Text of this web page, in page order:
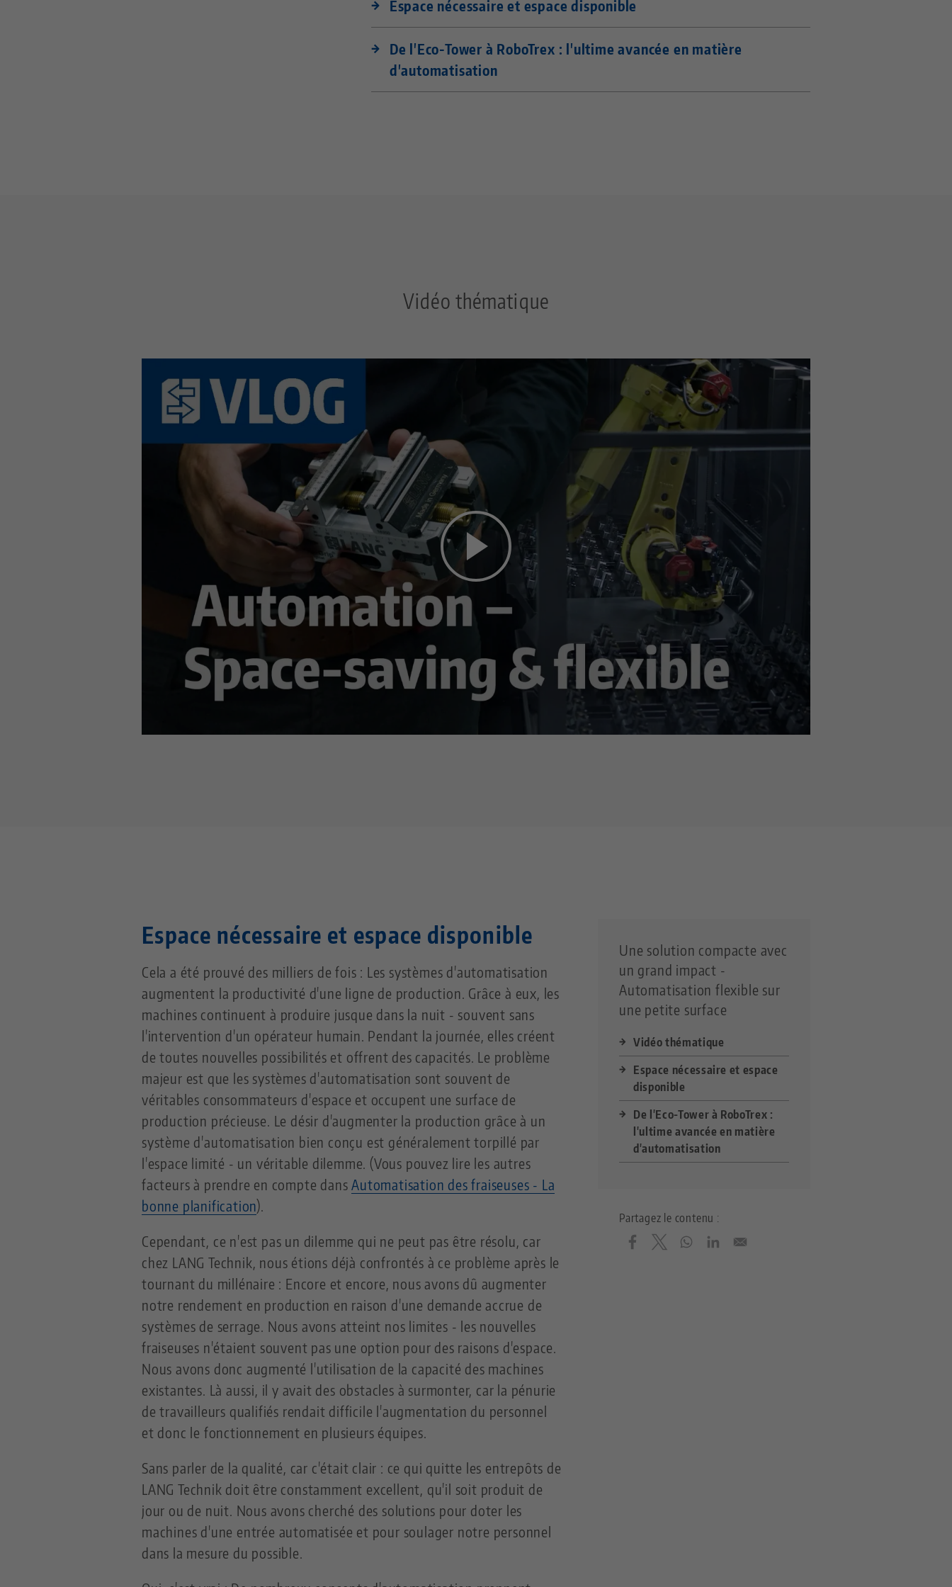
Espace nécessaire et espace disponible
De l'Eco-Tower à RoboTrex : l'ultime avancée en matière
d'automatisation
Vidéo thématique
Cette vidéo est hébergée sur YouTube. Pour regarder la vidéo, veuillez accepter les cookies média dansles paramètres de
die Media-Cookies.
Espace nécessaire et espace disponible
Cela a été prouvé des milliers de fois : Les systèmes d'automatisation
augmentent la productivité d'une ligne de production. Grâce à eux, les
machines continuent à produire jusque dans la nuit - souvent sans
l'intervention d'un opérateur humain. Pendant la journée, elles créent
de toutes nouvelles possibilités et offrent des capacités. Le problème
majeur est que les systèmes d'automatisation sont souvent de
véritables consommateurs d'espace et occupent une surface de
production précieuse. Le désir d'augmenter la production grâce à un
système d'automatisation bien conçu est généralement torpillé par
l'espace limité - un véritable dilemme. (Vous pouvez lire les autres
facteurs à prendre en compte dans Automatisation des fraiseuses - La
bonne planification).
Cependant, ce n'est pas un dilemme qui ne peut pas être résolu, car
chez LANG Technik, nous étions déjà confrontés à ce problème après le
tournant du millénaire : Encore et encore, nous avons dû augmenter
notre rendement en production en raison d'une demande accrue de
systèmes de serrage. Nous avons atteint nos limites - les nouvelles
fraiseuses n'étaient souvent pas une option pour des raisons d'espace.
Nous avons donc augmenté l'utilisation de la capacité des machines
existantes. Là aussi, il y avait des obstacles à surmonter, car la pénurie
de travailleurs qualifiés rendait difficile l'augmentation du personnel
et donc le fonctionnement en plusieurs équipes.
Sans parler de la qualité, car c'était clair : ce qui quitte les entrepôts de
LANG Technik doit être constamment excellent, qu'il soit produit de
jour ou de nuit. Nous avons cherché des solutions pour doter les
machines d'une entrée automatisée et pour soulager notre personnel
dans la mesure du possible.
Une solution compacte avec
un grand impact -
Automatisation flexible sur
une petite surface
Vidéo thématique
Espace nécessaire et espace
disponible
De l'Eco-Tower à RoboTrex :
l'ultime avancée en matière
d'automatisation
Partagez le contenu :